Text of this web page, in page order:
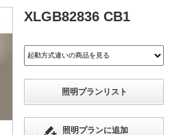
XLGB82836 CB1
照明プランリスト
照明プランに追加